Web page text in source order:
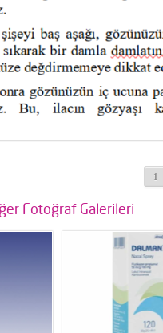
1
Fotoğraf Galerileri